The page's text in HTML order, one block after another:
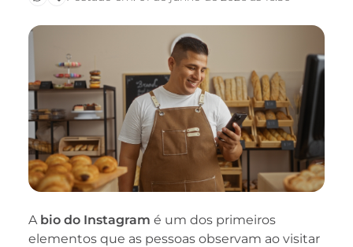
A bio do Instagram é um dos primeiros
elementos que as pessoas observam ao visitar